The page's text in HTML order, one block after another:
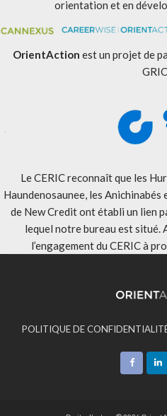
orientation et en
OrientAction est un projet de
Le CERIC reconnaît que les
Haundenosaunee, les
de New Credit ont établi un lien
lequel notre bureau est situé.
l’engagement du CERIC à
POLITIQUE DE
ACCEPTATION DES MODALITÉS